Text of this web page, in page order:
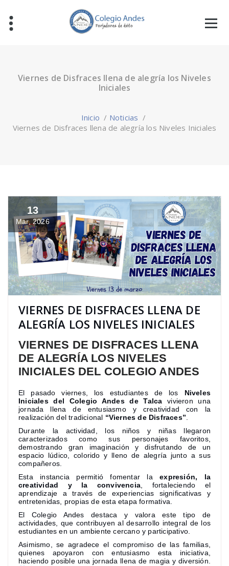
Viernes de Disfraces llena de alegría los Niveles
Iniciales
Inicio / Noticias /
Viernes de Disfraces llena de alegría los Niveles Iniciales
13
Mar, 2026
VIERNES DE DISFRACES LLENA DE
ALEGRÍA LOS NIVELES INICIALES
VIERNES DE DISFRACES LLENA
DE ALEGRÍA LOS NIVELES
INICIALES DEL COLEGIO ANDES
El pasado viernes, los estudiantes de los Niveles
Iniciales del Colegio Andes de Talca vivieron una
jornada llena de entusiasmo y creatividad con la
realización del tradicional “Viernes de Disfraces”.
Durante la actividad, los niños y niñas llegaron
caracterizados como sus personajes favoritos,
demostrando gran imaginación y disfrutando de un
espacio lúdico, colorido y lleno de alegría junto a sus
compañeros.
Esta instancia permitió fomentar laexpresión, la
creatividad y la convivencia, fortaleciendo el
aprendizaje a través de experiencias significativas y
entretenidas, propias de esta etapa formativa.
El Colegio Andes destaca y valora este tipo de
actividades, que contribuyen al desarrollo integral de los
estudiantes en un ambiente cercano y participativo.
Asimismo, se agradece el compromiso de las familias,
quienes apoyaron con entusiasmo esta iniciativa,
haciendo posible una jornada llena de magia y diversión.